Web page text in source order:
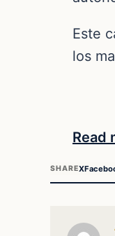
Este
los
Read
SHAREX